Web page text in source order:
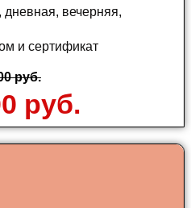
вечерняя,
и сертификат
руб.
руб.